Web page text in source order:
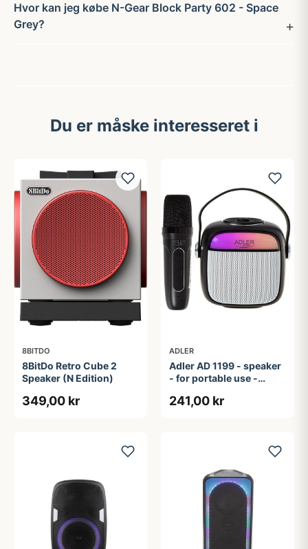
Hvor kan jeg købe N-Gear Block Party 602 - Space
Grey?
Du er måske interesseret i
8BITDO
8BitDo Retro Cube 2
Speaker (N Edition)
349,00 kr
ADLER
Adler AD 1199 - speaker
- for portable use -
241,00 kr